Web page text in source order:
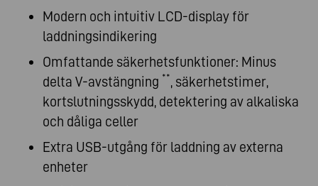
Modern och intuitiv LCD-display för
laddningsindikering
Omfattande säkerhetsfunktioner: Minus
delta V-avstängning **, säkerhetstimer,
kortslutningsskydd, detektering av alkaliska
och dåliga celler
Extra USB-utgång för laddning av externa
enheter